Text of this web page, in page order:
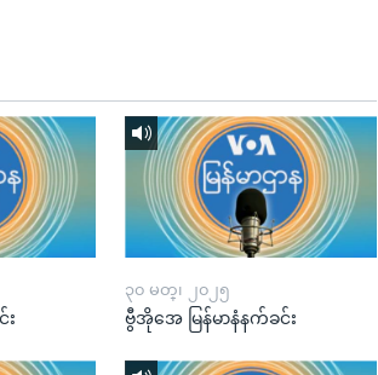
း
၃၀ မတ္၊ ၂၀၂၅
ဗွီအိုအေ မြန်မာနံနက်ခင်း